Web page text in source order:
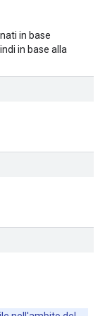
in base
in base alla